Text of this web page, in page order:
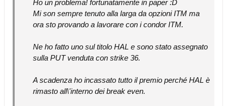
Ho un problema! fortunatamente in paper :D
Mi son sempre tenuto alla larga da opzioni ITM ma
ora sto provando a lavorare con i condor ITM.
Ne ho fatto uno sul titolo HAL e sono stato assegnato
sulla PUT venduta con strike 36.
A scadenza ho incassato tutto il premio perché HAL è
rimasto all\'interno dei break even.